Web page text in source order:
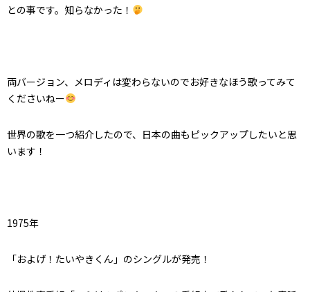
との事です。 知らなかった！
両バージョン、メロディは変わらないのでお好きなほう歌ってみて
くださいねー
世界の歌を一つ紹介したので、 日本の曲もピックアップしたいと思
います！
1975年
「およげ！たいやきくん」のシングルが発売！